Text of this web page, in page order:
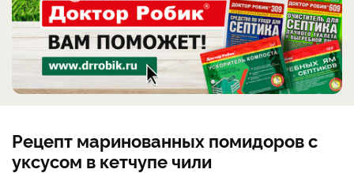
Рецепт маринованных помидоров с
уксусом в кетчупе чили